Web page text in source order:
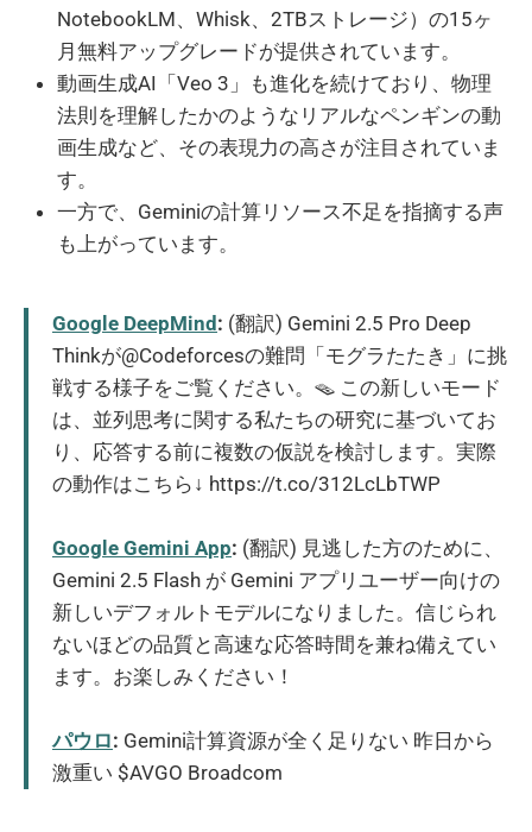
NotebookLM、Whisk、2TBストレージ）の15ヶ
月無料アップグレードが提供されています。
動画生成AI「Veo 3」も進化を続けており、物理
法則を理解したかのようなリアルなペンギンの動
画生成など、その表現力の高さが注目されていま
す。
一方で、Geminiの計算リソース不足を指摘する声
も上がっています。
Google DeepMind : (翻訳) Gemini 2.5 Pro Deep
Thinkが@Codeforcesの難問「モグラたたき」に挑
戦する様子をご覧ください。🪤 この新しいモード
は、並列思考に関する私たちの研究に基づいてお
り、応答する前に複数の仮説を検討します。実際
の動作はこちら↓ https://t.co/312LcLbTWP
Google Gemini App: (翻訳) 見逃した方のために、
Gemini 2.5 Flash が Gemini アプリユーザー向けの
新しいデフォルトモデルになりました。信じられ
ないほどの品質と高速な応答時間を兼ね備えてい
ます。お楽しみください！
パウロ: Gemini計算資源が全く足りない 昨日から
激重い $AVGO Broadcom